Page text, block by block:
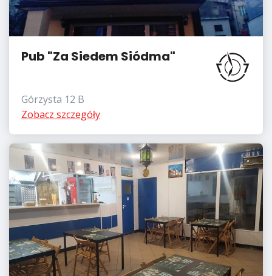
Pub "Za Siedem Siódma"
Górzysta 12 B
Zobacz szczegóły